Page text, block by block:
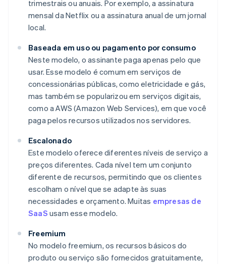
trimestrais ou anuais. Por exemplo, a assinatura
mensal da Netflix ou a assinatura anual de um jornal
local.
Baseada em uso ou pagamento por consumo
Neste modelo, o assinante paga apenas pelo que
usar. Esse modelo é comum em serviços de
concessionárias públicas, como eletricidade e gás,
mas também se popularizou em serviços digitais,
como a AWS (Amazon Web Services), em que você
paga pelos recursos utilizados nos servidores.
Escalonado
Este modelo oferece diferentes níveis de serviço a
preços diferentes. Cada nível tem um conjunto
diferente de recursos, permitindo que os clientes
escolham o nível que se adapte às suas
necessidades e orçamento. Muitas empresas de
SaaS usam esse modelo.
Freemium
No modelo freemium, os recursos básicos do
produto ou serviço são fornecidos gratuitamente,